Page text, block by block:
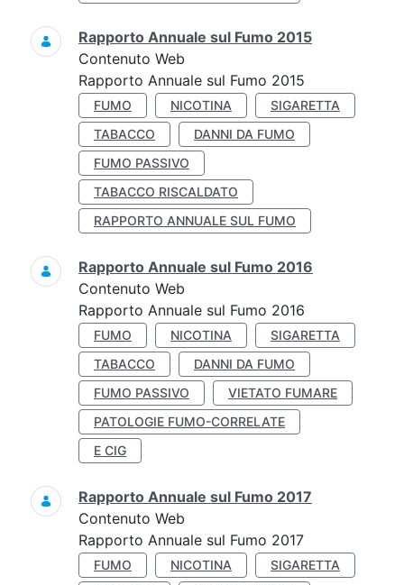
Rapporto Annuale sul Fumo 2015
Contenuto Web
Rapporto Annuale sul Fumo 2015
FUMO NICOTINA
SIGARETTA
TABACCO
DANNI DA FUMO
FUMO PASSIVO
TABACCO RISCALDATO
RAPPORTO ANNUALE SUL FUMO
Rapporto Annuale sul Fumo 2016
Contenuto Web
Rapporto Annuale sul Fumo 2016
FUMO NICOTINA
SIGARETTA
TABACCO
DANNI DA FUMO
FUMO PASSIVO
VIETATO FUMARE
PATOLOGIE FUMO-CORRELATE
E CIG
Rapporto Annuale sul Fumo 2017
Contenuto Web
Rapporto Annuale sul Fumo 2017
FUMO NICOTINA
SIGARETTA